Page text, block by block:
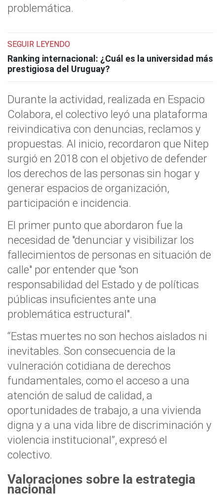
problemática.
SEGUIR LEYENDO
Ranking internacional: ¿Cuál es la universidad más
prestigiosa del Uruguay?
Durante la actividad, realizada en Espacio
Colabora, el colectivo leyó una plataforma
reivindicativa con denuncias, reclamos y
propuestas. Al inicio, recordaron que Nitep
surgió en 2018 con el objetivo de defender
los derechos de las personas sin hogar y
generar espacios de organización,
participación e incidencia.
El primer punto que abordaron fue la
necesidad de "denunciar y visibilizar los
fallecimientos de personas en situación de
calle" por entender que "son
responsabilidad del Estado y de políticas
públicas insuficientes ante una
problemática estructural".
“Estas muertes no son hechos aislados ni
inevitables. Son consecuencia de la
vulneración cotidiana de derechos
fundamentales, como el acceso a una
atención de salud de calidad, a
oportunidades de trabajo, a una vivienda
digna y a una vida libre de discriminación y
violencia institucional”, expresó el
colectivo.
Valoraciones sobre la estrategia
nacional